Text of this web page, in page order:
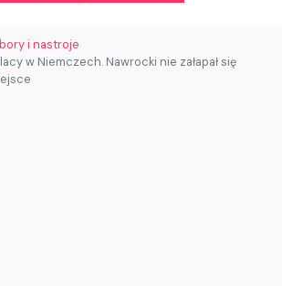
i nastroje
w Niemczech. Nawrocki nie załapał się